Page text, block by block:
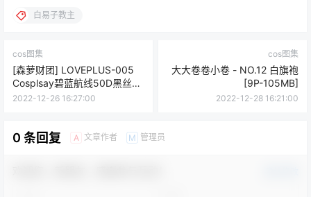
白易子教主
cos图集
[森萝财团] LOVEPLUS-005
Cosplsay碧蓝航线50D黑丝
[107P1V-2.55G]
2022-12-26 16:27:00
cos图集
大大卷卷小卷 - NO.12 白旗袍
[9P-105MB]
2022-12-28 16:21:00
0 条回复 A 文章作者 M 管理员